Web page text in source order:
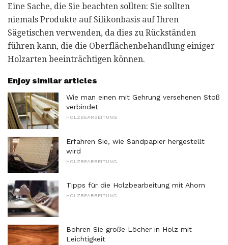
Eine Sache, die Sie beachten sollten: Sie sollten
niemals Produkte auf Silikonbasis auf Ihren
Sägetischen verwenden, da dies zu Rückständen
führen kann, die die Oberflächenbehandlung einiger
Holzarten beeinträchtigen können.
Enjoy similar articles
Wie man einen mit Gehrung versehenen Stoß
verbindet
HOLZBEARBEITUNG
Erfahren Sie, wie Sandpapier hergestellt
wird
HOLZBEARBEITUNG
Tipps für die Holzbearbeitung mit Ahorn
HOLZBEARBEITUNG
Bohren Sie große Löcher in Holz mit
Leichtigkeit